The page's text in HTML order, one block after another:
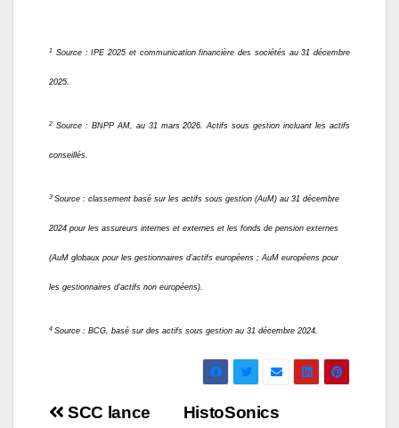
1 Source : IPE 2025 et communication financière des sociétés au 31 décembre
2025.
2 Source : BNPP AM, au 31 mars 2026. Actifs sous gestion incluant les actifs
conseillés.
3 Source : classement basé sur les actifs sous gestion (AuM) au 31 décembre
2024 pour les assureurs internes et externes et les fonds de pension externes
(AuM globaux pour les gestionnaires d’actifs européens ; AuM européens pour
les gestionnaires d’actifs non européens).
4 Source : BCG, basé sur des actifs sous gestion au 31 décembre 2024.
NavigationHistoSonics
SCC lance